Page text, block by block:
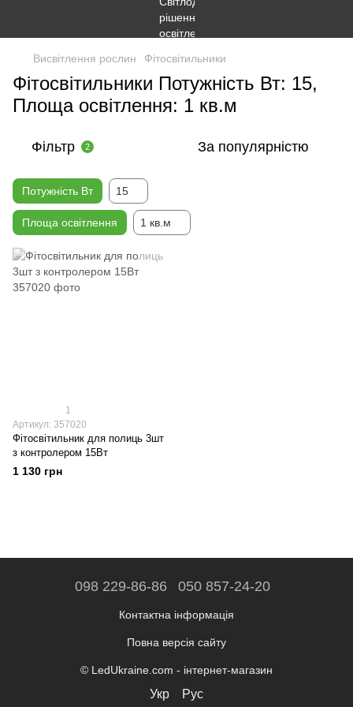
Висвітлення рослин Фітосвітильники
Фітосвітильники Потужність Вт: 15,
Площа освітлення: 1 кв.м
Фільтр 2 За популярністю
Потужність Вт 15
Площа освітлення 1 кв.м
1
Артикул: 357020
Фітосвітильник для полиць 3шт
з контролером 15Вт
1 130 грн
098 229-86-86 050 857-24-20
Контактна інформація
Повна версія сайту
© LedUkraine.com - інтернет-магазин
Укр Рус